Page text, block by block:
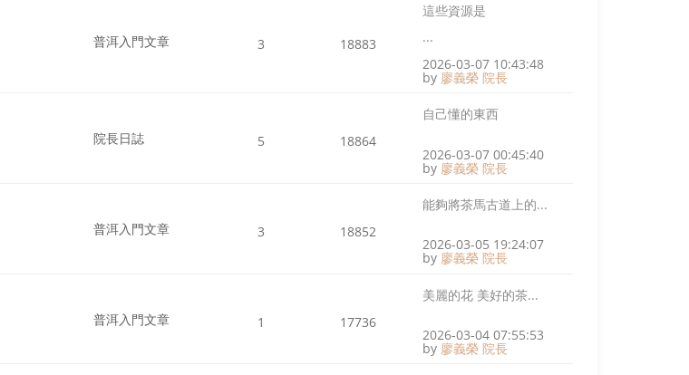
普洱入門文章 3 18883
這些資源是
...
2026-03-07 10:43:48
by 廖義榮 院長
院長日誌 5 18864
自己懂的東西
2026-03-07 00:45:40
by 廖義榮 院長
普洱入門文章 3 18852
能夠將茶馬古道上的...
2026-03-05 19:24:07
by 廖義榮 院長
普洱入門文章 1 17736
美麗的花 美好的茶...
2026-03-04 07:55:53
by 廖義榮 院長